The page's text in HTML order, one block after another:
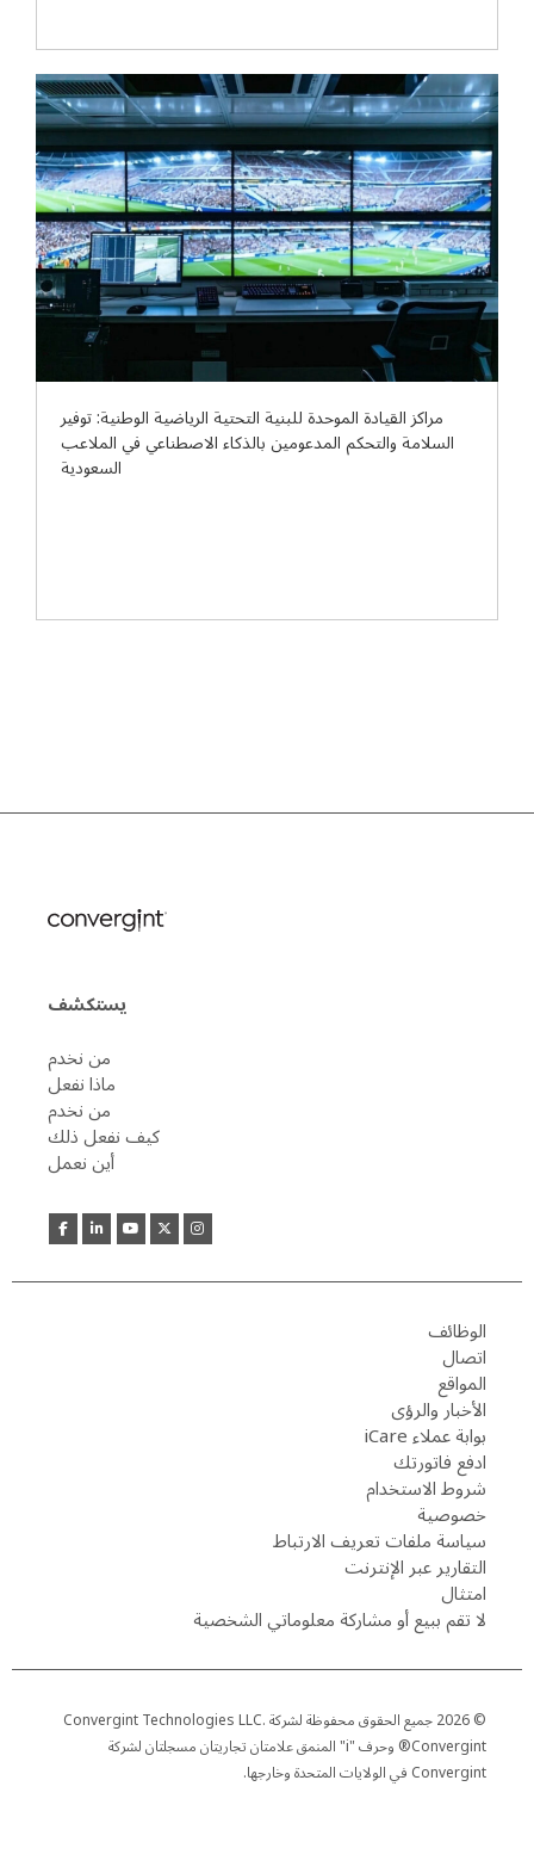
مراكز القيادة الموحدة للبنية التحتية الرياضية الوطنية: توفير
السلامة والتحكم المدعومين بالذكاء الاصطناعي في الملاعب
السعودية
يستكشف
من نخدم
ماذا نفعل
من نخدم
كيف نفعل ذلك
أين نعمل
الوظائف
اتصال
المواقع
الأخبار والرؤى
بوابة عملاء iCare
ادفع فاتورتك
شروط الاستخدام
خصوصية
سياسة ملفات تعريف الارتباط
التقارير عبر الإنترنت
امتثال
لا تقم ببيع أو مشاركة معلوماتي الشخصية
© 2026 جميع الحقوق محفوظة لشركة Convergint Technologies LLC.
Convergint® وحرف "i" المنمق علامتان تجاريتان مسجلتان لشركة
Convergint في الولايات المتحدة وخارجها.